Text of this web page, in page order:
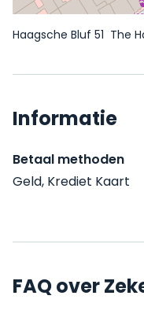
Haagsche Bluf 51 The
Informatie
Betaal methoden
Geld, Krediet Kaart
FAQ over